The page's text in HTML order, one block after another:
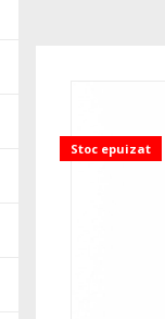
Stoc epuizat